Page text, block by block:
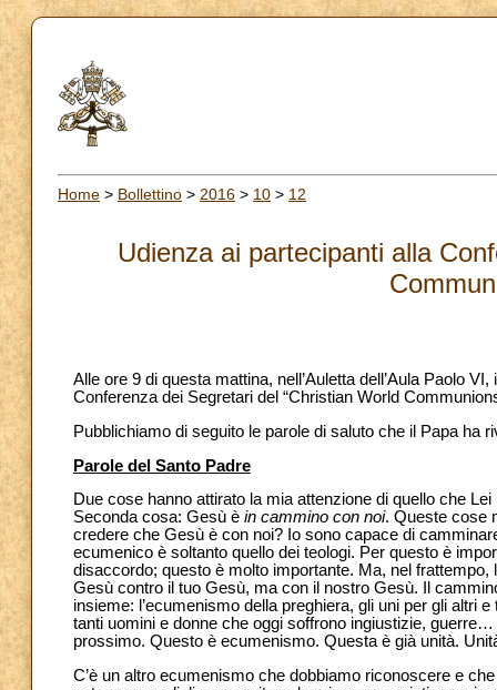
Home > Bollettino > 2016 > 10 > 12
Udienza ai partecipanti alla
Alle ore 9 di questa mattina, nell’Auletta dell’Aula Paolo
Conferenza dei Segretari del “Christian World
Pubblichiamo di seguito le parole di saluto che il Papa ha
Parole del Santo Padre
Due cose hanno attirato la mia attenzione di quello che
Seconda cosa: Gesù è in cammino con noi. Queste cose
credere che Gesù è con noi? Io sono capace di
ecumenico è soltanto quello dei teologi. Per questo è
disaccordo; questo è molto importante. Ma, nel
Gesù contro il tuo Gesù, ma con il nostro Gesù. Il
insieme: l’ecumenismo della preghiera, gli uni per gli altri
tanti uomini e donne che oggi soffrono ingiustizie,
prossimo. Questo è ecumenismo. Questa è già unità.
C’è un altro ecumenismo che dobbiamo riconoscere e